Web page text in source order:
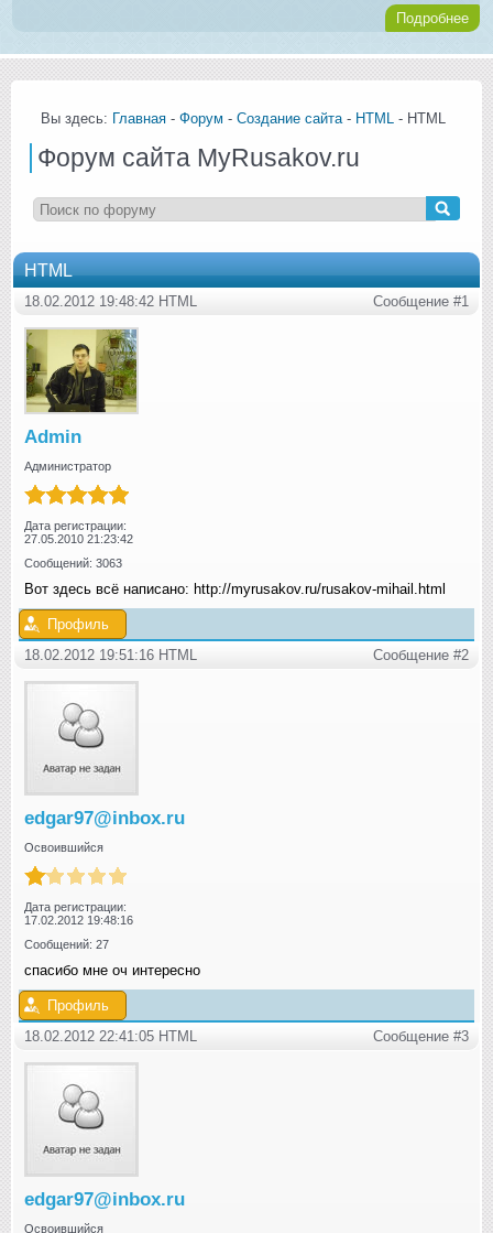
Подробнее
Вы здесь: Главная - Форум - Создание сайта - HTML - HTML
Форум сайта MyRusakov.ru
HTML
18.02.2012 19:48:42 HTML Сообщение #1
Admin
Администратор
Дата регистрации:
27.05.2010 21:23:42
Сообщений: 3063
Вот здесь всё написано: http://myrusakov.ru/rusakov-mihail.html
Профиль
18.02.2012 19:51:16 HTML
Сообщение #2
edgar97@inbox.ru
Освоившийся
Дата регистрации:
17.02.2012 19:48:16
Сообщений: 27
спасибо мне оч интересно
Профиль
18.02.2012 22:41:05 HTML
Сообщение #3
edgar97@inbox.ru
Освоившийся